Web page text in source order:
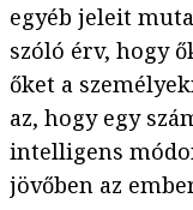
egyéb jeleit
szóló érv, hogy
őket a
az, hogy egy
intelligens
jövőben az